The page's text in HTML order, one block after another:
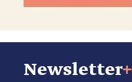
Newsletter+